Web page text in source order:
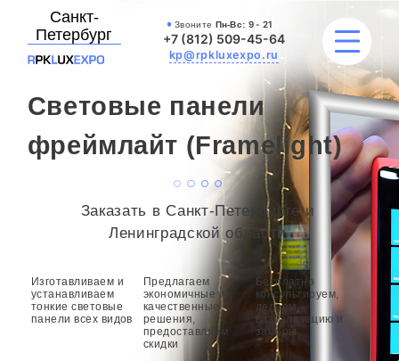
Санкт-
Петербург
Звоните Пн-Вс: 9 - 21
+7 (812) 509-45-64
kp@rpkluxexpo.ru
УСЛУГИ
О КОМПАНИИ
Световые панели
фреймлайт (Framelight)
Заказать в Санкт-Петербурге и
Ленинградской области
Изготавливаем и
устанавливаем
тонкие световые
панели всех видов
Предлагаем
экономичные и
качественные
решения,
предоставляем
скидки
Бесплатно
консультируем,
делаем
визуализацию и
замеры